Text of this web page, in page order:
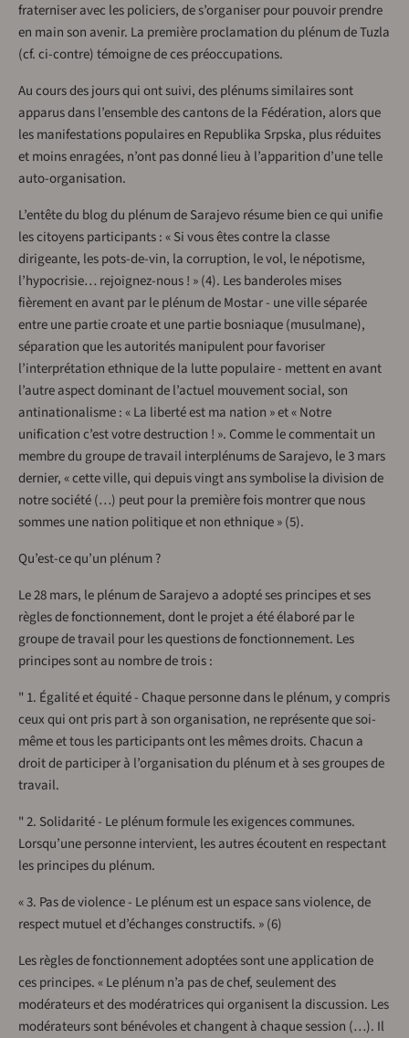
fraterniser avec les policiers, de s’organiser pour pouvoir prendre
en main son avenir. La première proclamation du plénum de Tuzla
(cf. ci-contre) témoigne de ces préoccupations.
Au cours des jours qui ont suivi, des plénums similaires sont
apparus dans l’ensemble des cantons de la Fédération, alors que
les manifestations populaires en Republika Srpska, plus réduites
et moins enragées, n’ont pas donné lieu à l’apparition d’une telle
auto-organisation.
L’entête du blog du plénum de Sarajevo résume bien ce qui unifie
les citoyens participants : « Si vous êtes contre la classe
dirigeante, les pots-de-vin, la corruption, le vol, le népotisme,
l’hypocrisie… rejoignez-nous ! » (4). Les banderoles mises
fièrement en avant par le plénum de Mostar - une ville séparée
entre une partie croate et une partie bosniaque (musulmane),
séparation que les autorités manipulent pour favoriser
l’interprétation ethnique de la lutte populaire - mettent en avant
l’autre aspect dominant de l’actuel mouvement social, son
antinationalisme : « La liberté est ma nation » et « Notre
unification c’est votre destruction ! ». Comme le commentait un
membre du groupe de travail interplénums de Sarajevo, le 3 mars
dernier, « cette ville, qui depuis vingt ans symbolise la division de
notre société (…) peut pour la première fois montrer que nous
sommes une nation politique et non ethnique » (5).
Qu’est-ce qu’un plénum ?
Le 28 mars, le plénum de Sarajevo a adopté ses principes et ses
règles de fonctionnement, dont le projet a été élaboré par le
groupe de travail pour les questions de fonctionnement. Les
principes sont au nombre de trois :
" 1. Égalité et équité - Chaque personne dans le plénum, y compris
ceux qui ont pris part à son organisation, ne représente que soi-
même et tous les participants ont les mêmes droits. Chacun a
droit de participer à l’organisation du plénum et à ses groupes de
travail.
" 2. Solidarité - Le plénum formule les exigences communes.
Lorsqu’une personne intervient, les autres écoutent en respectant
les principes du plénum.
« 3. Pas de violence - Le plénum est un espace sans violence, de
respect mutuel et d’échanges constructifs. » (6)
Les règles de fonctionnement adoptées sont une application de
ces principes. « Le plénum n’a pas de chef, seulement des
modérateurs et des modératrices qui organisent la discussion. Les
modérateurs sont bénévoles et changent à chaque session (…). Il